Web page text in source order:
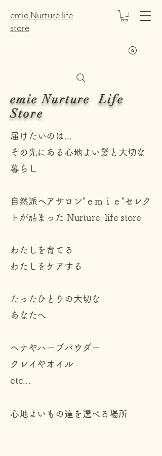
emie Nurture life
store
emie Nurture Life
Store
​届けたいのは...
その先にある心地よい髪と大切な
暮らし
​自然派ヘアサロン"ｅｍｉｅ"セレク
トが詰まった Nurture life store
わたしを育てる
わたしをケアする
たったひとりの大切な
あなたへ
ヘナやハーブパウダー
クレイやオイル
etc…
心地よいもの達を選べる場所